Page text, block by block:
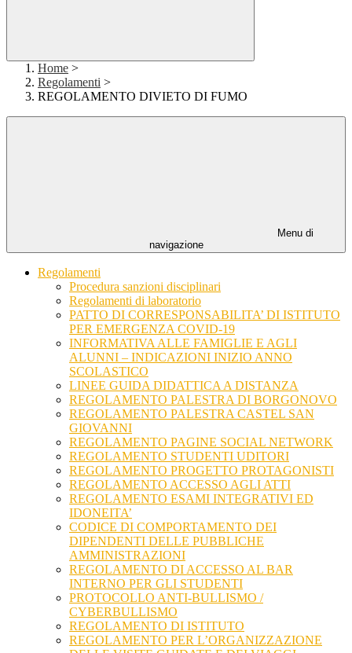
Home >
Regolamenti >
REGOLAMENTO DIVIETO DI FUMO
Menu di
navigazione
Regolamenti
Procedura sanzioni disciplinari
Regolamenti di laboratorio
PATTO DI CORRESPONSABILITA’ DI ISTITUTO
PER EMERGENZA COVID-19
INFORMATIVA ALLE FAMIGLIE E AGLI
ALUNNI – INDICAZIONI INIZIO ANNO
SCOLASTICO
LINEE GUIDA DIDATTICA A DISTANZA
REGOLAMENTO PALESTRA DI BORGONOVO
REGOLAMENTO PALESTRA CASTEL SAN
GIOVANNI
REGOLAMENTO PAGINE SOCIAL NETWORK
REGOLAMENTO STUDENTI UDITORI
REGOLAMENTO PROGETTO PROTAGONISTI
REGOLAMENTO ACCESSO AGLI ATTI
REGOLAMENTO ESAMI INTEGRATIVI ED
IDONEITA’
CODICE DI COMPORTAMENTO DEI
DIPENDENTI DELLE PUBBLICHE
AMMINISTRAZIONI
REGOLAMENTO DI ACCESSO AL BAR
INTERNO PER GLI STUDENTI
PROTOCOLLO ANTI-BULLISMO /
CYBERBULLISMO
REGOLAMENTO DI ISTITUTO
REGOLAMENTO PER L’ORGANIZZAZIONE